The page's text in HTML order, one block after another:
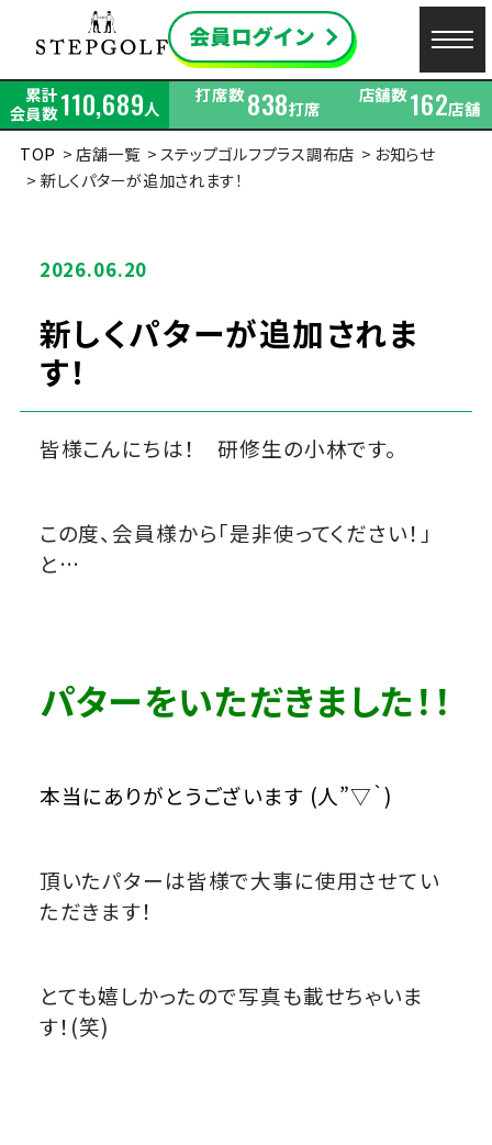
累計
会員数110,689人
打席数838打席
店舗数162店舗
TOP
店舗一覧 ステップゴルフプラス調布店
お知らせ
新しくパターが追加されます！
2026.06.20
新しくパターが追加されま
す！
皆様こんにちは！ 研修生の小林です。
この度、会員様から「是非使ってください！」
と…
パターをいただきました！！
本当にありがとうございます (人”▽｀)
頂いたパターは皆様で大事に使用させてい
ただきます！
とても嬉しかったので写真も載せちゃいま
す！(笑)